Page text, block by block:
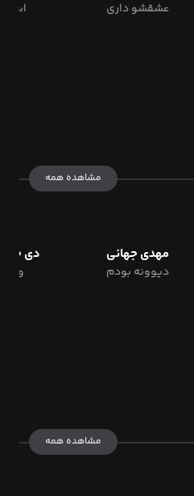
عشقشو داری
مشاهده همه
مهدی جهانی
دیوونه بودم
دی جی
مشاهده همه